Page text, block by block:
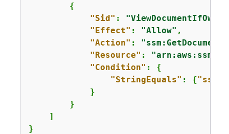
{
"Sid" :
"Effect" : "Allow" ,
"Action" : "ssm:GetDocument"
"Resource" :
"Condition" : {
"StringEquals" : {
            }
        }
    ]
}